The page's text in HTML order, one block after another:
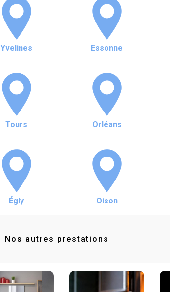
Yvelines Essonne
Tours Orléans
Égly Oison
Nos autres prestations